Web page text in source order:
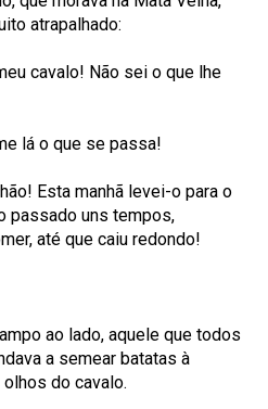
atrapalhado:
cavalo! Não sei o que lhe
lá o que se passa!
Esta manhã levei-o para o
passado uns tempos,
até que caiu redondo!
ao lado, aquele que todos
a semear batatas à
do cavalo.